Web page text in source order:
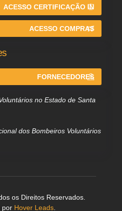
ACESSO CERTIFICAÇÃO IN
ACESSO COMPRAS
FORNECEDORES
no Estado de Santa
dos Bombeiros Voluntários
os Direitos Reservados.
por Hover Leads